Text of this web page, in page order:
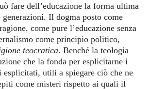
fare dell’educazione la forma ultima
Il dogma posto come
come pure l’educazione senza
come principio politico,
teocratica. Benché la teologia
che la fonda per esplicitarne i
utili a spiegare ciò che ne
come misteri rispetto ai quali il